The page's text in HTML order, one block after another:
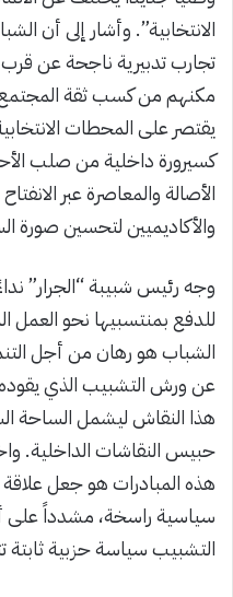
الانتخابية”. وأشار إلى أن
تجارب تدبيرية ناجحة عن
مكنهم من كسب ثقة
يقتصر على المحطات
كسيرورة داخلية من صلب
الأصالة والمعاصرة عبر
والأكاديميين لتحسين صورة
وجه رئيس شبيبة “الجرار”
للدفع بمنتسبيها نحو العمل
الشباب هو رهان من أجل
عن ورش التشبيب الذي يقوده
هذا النقاش ليشمل الساحة
حبيس النقاشات الداخلية.
هذه المبادرات هو جعل
سياسية راسخة، مشدداً على
التشبيب سياسة حزبية ثابتة